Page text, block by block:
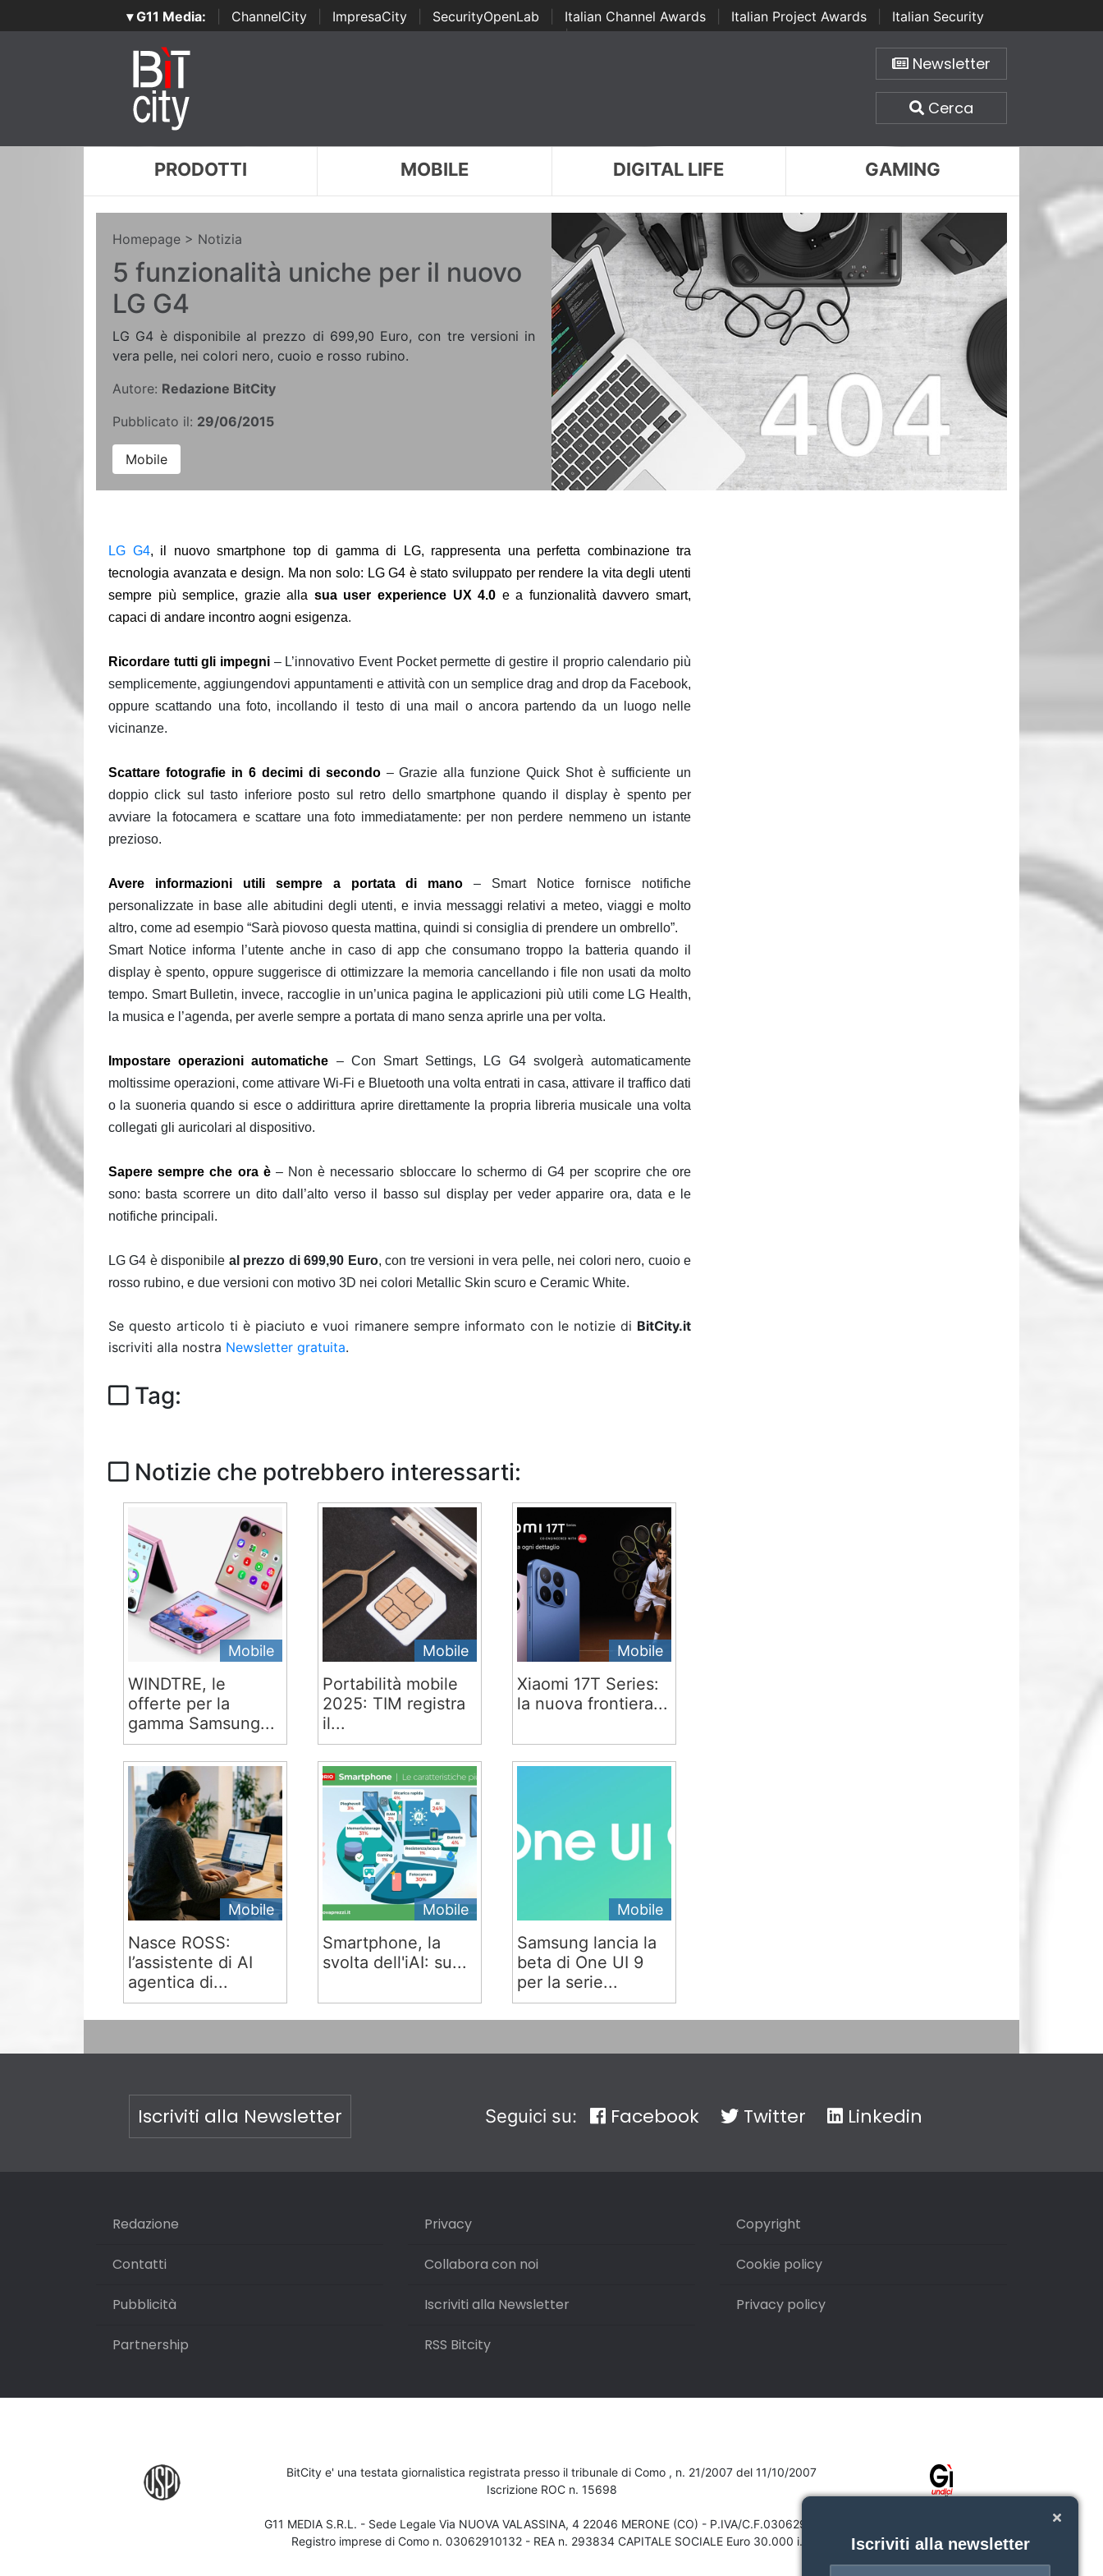
▾ G11 Media: ChannelCity ImpresaCity SecurityOpenLab Italian Channel Awards Italian Project Awards
Italian Security
Awards | ...
Newsletter
Cerca
PRODOTTI MOBILE DIGITAL LIFE GAMING
Homepage > Notizia
5 funzionalità uniche per il nuovo
LG G4
LG G4 è disponibile al prezzo di 699,90 Euro, con tre versioni in
vera pelle, nei colori nero, cuoio e rosso rubino.
Autore: Redazione BitCity
Pubblicato il: 29/06/2015
Mobile
LG G4, il nuovo smartphone top di gamma di LG, rappresenta una perfetta combinazione tra
tecnologia avanzata e design. Ma non solo: LG G4 è stato sviluppato per rendere la vita degli utenti
sempre più semplice, grazie alla sua user experience UX 4.0 e a funzionalità davvero smart,
capaci di andare incontro aogni esigenza.
Ricordare tutti gli impegni– L’innovativo Event Pocket permette di gestire il proprio calendario più
semplicemente, aggiungendovi appuntamenti e attività con un semplice drag and drop da Facebook,
oppure scattando una foto, incollando il testo di una mail o ancora partendo da un luogo nelle
vicinanze.
Scattare fotografie in 6 decimi di secondo– Grazie alla funzione Quick Shot è sufficiente un
doppio click sul tasto inferiore posto sul retro dello smartphone quando il display è spento per
avviare la fotocamera e scattare una foto immediatamente: per non perdere nemmeno un istante
prezioso.
Avere informazioni utili sempre a portata di mano – Smart Notice fornisce notifiche
personalizzate in base alle abitudini degli utenti, e invia messaggi relativi a meteo, viaggi e molto
altro, come ad esempio “Sarà piovoso questa mattina, quindi si consiglia di prendere un ombrello”.
Smart Notice informa l’utente anche in caso di app che consumano troppo la batteria quando il
display è spento, oppure suggerisce di ottimizzare la memoria cancellando i file non usati da molto
tempo. Smart Bulletin, invece, raccoglie in un’unica pagina le applicazioni più utili come LG Health,
la musica e l’agenda, per averle sempre a portata di mano senza aprirle una per volta.
Impostare operazioni automatiche – Con Smart Settings, LG G4 svolgerà automaticamente
moltissime operazioni, come attivare Wi-Fi e Bluetooth una volta entrati in casa, attivare il traffico dati
o la suoneria quando si esce o addirittura aprire direttamente la propria libreria musicale una volta
collegati gli auricolari al dispositivo.
Sapere sempre che ora è– Non è necessario sbloccare lo schermo di G4 per scoprire che ore
sono: basta scorrere un dito dall’alto verso il basso sul display per veder apparire ora, data e le
notifiche principali.
LG G4 è disponibile al prezzo di 699,90 Euro, con tre versioni in vera pelle, nei colori nero, cuoio e
rosso rubino, e due versioni con motivo 3D nei colori Metallic Skin scuro e Ceramic White.
Se questo articolo ti è piaciuto e vuoi rimanere sempre informato con le notizie di BitCity.it
iscriviti alla nostra Newsletter gratuita.
Tag:
Notizie che potrebbero interessarti:
Mobile
WINDTRE, le
offerte per la
gamma Samsung...
Mobile
Portabilità mobile
2025: TIM registra
il...
Mobile
Xiaomi 17T Series:
la nuova frontiera...
Mobile
Nasce ROSS:
l’assistente di AI
agentica di...
Mobile
Smartphone, la
svolta dell'iAI: su...
Mobile
Samsung lancia la
beta di One UI 9
per la serie...
Iscriviti alla Newsletter Seguici su: Facebook Twitter Linkedin
Redazione
Contatti
Pubblicità
Partnership
Privacy
Collabora con noi
Iscriviti alla Newsletter
RSS Bitcity
Copyright
Cookie policy
Privacy policy
BitCity e' una testata giornalistica registrata presso il tribunale di Como , n. 21/2007 del 11/10/2007
Iscrizione ROC n. 15698
G11 MEDIA S.R.L. - Sede Legale Via NUOVA VALASSINA, 4 22046 MERONE (CO) - P.IVA/C.F.03062910132
Registro imprese di Como n. 03062910132 - REA n. 293834 CAPITALE SOCIALE Euro 30.000 i.v.
Iscriviti alla newsletter